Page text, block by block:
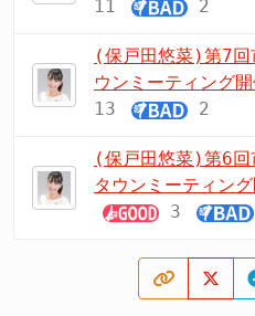
11 2
(保戸田悠菜)第7回
ウンミーティング
13
2
(保戸田悠菜)第6回
タウンミーティン
3